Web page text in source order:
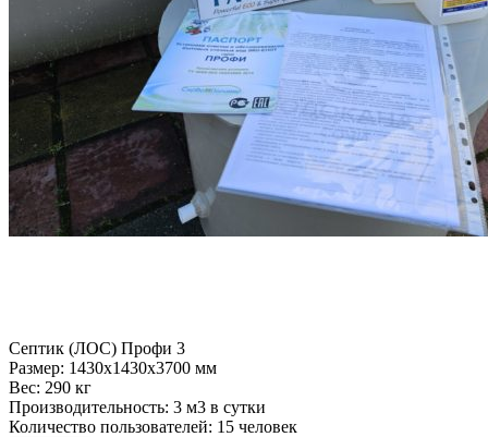
Септик (ЛОС) Профи 3
Размер: 1430x1430x3700 мм
Вес: 290 кг
Производительность: 3 м3 в сутки
Количество пользователей: 15 человек